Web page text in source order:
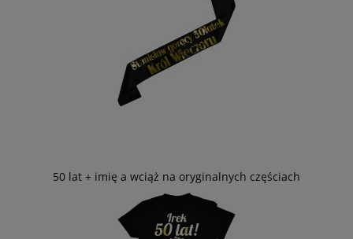
50 lat + imię a wciąż na oryginalnych częściach